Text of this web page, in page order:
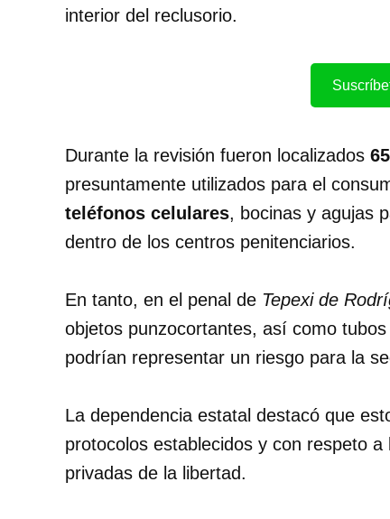
interior del reclusorio.
Durante la revisión fueron localizados
presuntamente utilizados para el
teléfonos celulares, bocinas y agujas
dentro de los centros penitenciarios.
En tanto, en el penal de Tepexi de
objetos punzocortantes, así como
podrían representar un riesgo para la
La dependencia estatal destacó que
protocolos establecidos y con respeto a
privadas de la libertad.